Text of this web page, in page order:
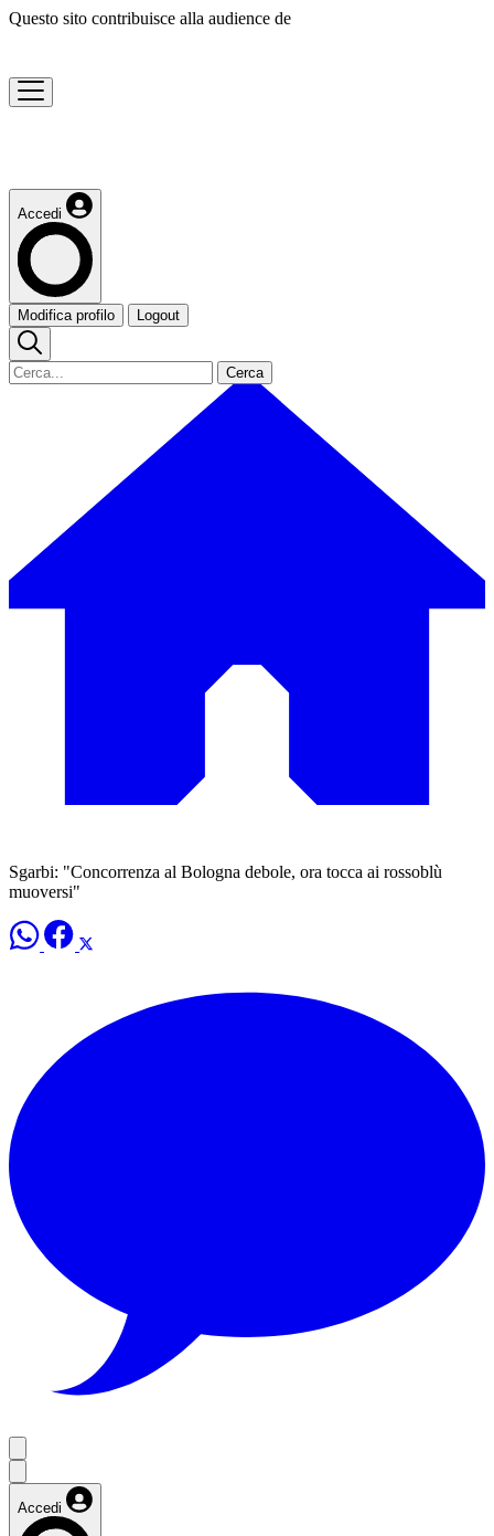
Questo sito contribuisce alla audience de
Accedi
Modifica profilo Logout
Cerca
Sgarbi: "Concorrenza al Bologna debole, ora tocca ai rossoblù
muoversi"
Accedi